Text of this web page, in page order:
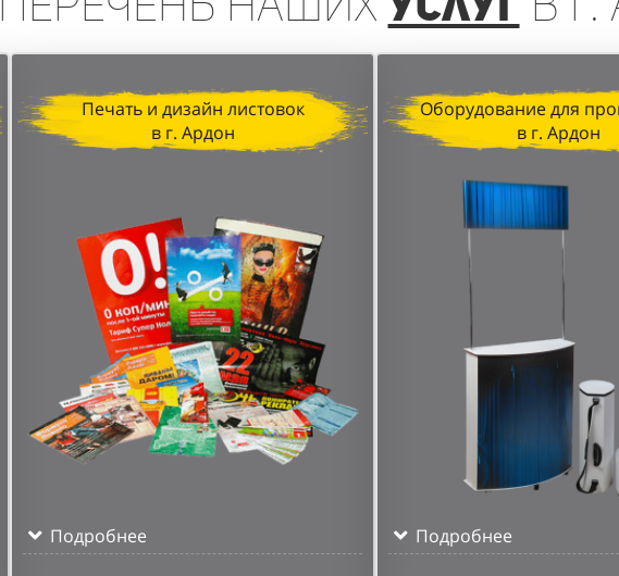
Печать и дизайн листовок
в г. Ардон
Подробнее
Оборудование для
в г. Ардон
Подробнее